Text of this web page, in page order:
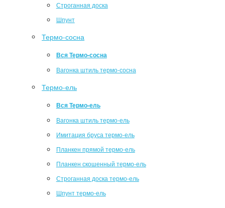
Строганная доска
Шпунт
Термо-сосна
Вся Термо-сосна
Вагонка штиль термо-сосна
Термо-ель
Вся Термо-ель
Вагонка штиль термо-ель
Имитация бруса термо-ель
Планкен прямой термо-ель
Планкен скошенный термо-ель
Строганная доска термо-ель
Шпунт термо-ель